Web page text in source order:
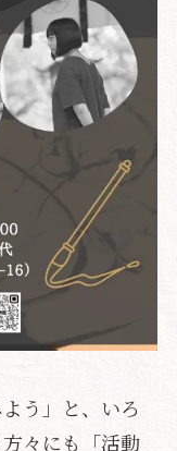
う」と、いろ
々にも「活動